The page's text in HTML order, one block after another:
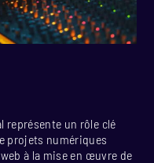
représente un rôle clé
projets numériques
à la mise en œuvre de